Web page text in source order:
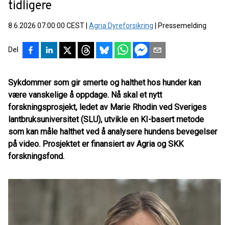
tidligere
8.6.2026 07:00:00 CEST Agria Dyreforsikring Pressemelding
Del
Sykdommer som gir smerte og halthet hos hunder kan
være vanskelige å oppdage. Nå skal et nytt
forskningsprosjekt, ledet av Marie Rhodin ved Sveriges
lantbruksuniversitet (SLU), utvikle en KI-basert metode
som kan måle halthet ved å analysere hundens bevegelser
på video. Prosjektet er finansiert av Agria og SKK
forskningsfond.